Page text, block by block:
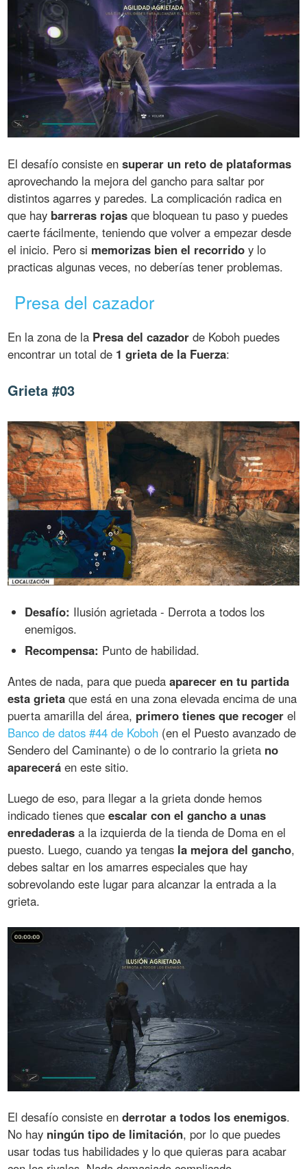
El desafío consiste ensuperar un reto de plataformas
aprovechando la mejora del gancho para saltar por
distintos agarres y paredes. La complicación radica en
que hay barreras rojas que bloquean tu paso y puedes
caerte fácilmente, teniendo que volver a empezar desde
el inicio. Pero si memorizas bien el recorrido y lo
practicas algunas veces, no deberías tener problemas.
Presa del cazador
En la zona de la Presa del cazador de Koboh puedes
encontrar un total de 1 grieta de la Fuerza:
Grieta #03
Desafío: Ilusión agrietada - Derrota a todos los
enemigos.
Recompensa: Punto de habilidad.
Antes de nada, para que puedaaparecer en tu partida
esta grieta que está en una zona elevada encima de una
puerta amarilla del área, primero tienes que recoger el
Banco de datos #44 de Koboh (en el Puesto avanzado de
Sendero del Caminante) o de lo contrario la grieta no
aparecerá en este sitio.
Luego de eso, para llegar a la grieta donde hemos
indicado tienes queescalar con el gancho a unas
enredaderas a la izquierda de la tienda de Doma en el
puesto. Luego, cuando ya tengas la mejora del gancho,
debes saltar en los amarres especiales que hay
sobrevolando este lugar para alcanzar la entrada a la
grieta.
El desafío consiste enderrotar a todos los enemigos.
No hay ningún tipo de limitación, por lo que puedes
usar todas tus habilidades y lo que quieras para acabar